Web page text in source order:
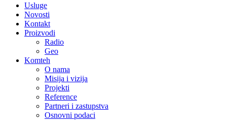
Usluge
Novosti
Kontakt
Proizvodi
Radio
Geo
Komteh
O nama
Misija i vizija
Projekti
Reference
Partneri i zastupstva
Osnovni podaci